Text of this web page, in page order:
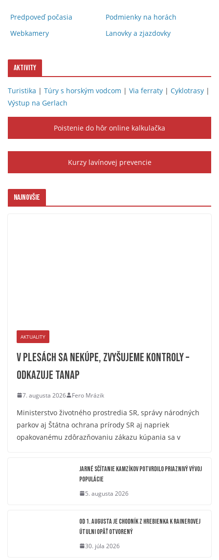
Predpoveď počasia
Webkamery
Podmienky na horách
Lanovky a zjazdovky
Aktivity
Turistika | Túry s horským vodcom | Via ferraty | Cyklotrasy |
Výstup na Gerlach
Poistenie do hôr online kalkulačka
Kurzy lavínovej prevencie
Najnovšie
AKTUALITY
V plesách sa nekúpe, zvyšujeme kontroly –
odkazuje TANAP
7. augusta 2026 Fero Mrázik
Ministerstvo životného prostredia SR, správy národných
parkov aj Štátna ochrana prírody SR aj napriek
opakovanému zdôrazňovaniu zákazu kúpania sa v
Jarné sčítanie kamzíkov potvrdilo priaznivý vývoj
populácie
5. augusta 2026
OD 1. AUGUSTA JE CHODNÍK Z HREBIENKA K RAINEROVEJ
ÚTULNI OPÄŤ OTVORENÝ
30. júla 2026